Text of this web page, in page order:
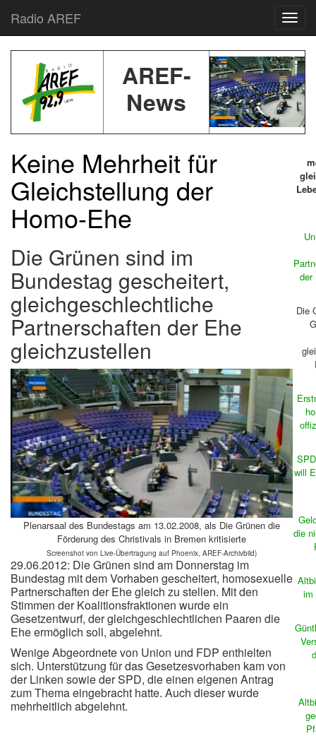
Radio AREF
AREF-
News
Keine Mehrheit für
Gleichstellung der
Homo-Ehe
Die Grünen sind im
Bundestag gescheitert,
gleichgeschlechtliche
Partnerschaften der Ehe
gleichzustellen
Plenarsaal des Bundestags am 13.02.2008, als Die Grünen die
Förderung des Christivals in Bremen kritisierte
Screenshot von Live-Übertragung auf Phoenix, AREF-Archivbild)
29.06.2012: Die Grünen sind am Donnerstag im
Bundestag mit dem Vorhaben gescheitert, homosexuelle
Partnerschaften der Ehe gleich zu stellen. Mit den
Stimmen der Koalitionsfraktionen wurde ein
Gesetzentwurf, der gleichgeschlechtlichen Paaren die
Ehe ermöglich soll, abgelehnt.
Wenige Abgeordnete von Union und FDP enthielten
sich. Unterstützung für das Gesetzesvorhaben kam von
der Linken sowie der SPD, die einen eigenen Antrag
zum Thema eingebracht hatte. Auch dieser wurde
mehrheitlich abgelehnt.
der
Die
will
die
im